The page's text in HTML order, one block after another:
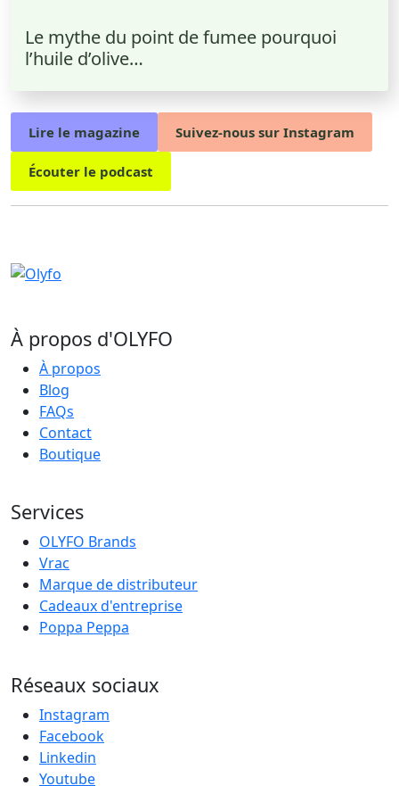
Le mythe du point de fumee pourquoi
l’huile d’olive…
Lire le magazine Suivez-nous sur Instagram
Écouter le podcast
À propos d'OLYFO
À propos
Blog
FAQs
Contact
Boutique
Services
OLYFO Brands
Vrac
Marque de distributeur
Cadeaux d'entreprise
Poppa Peppa
Réseaux sociaux
Instagram
Facebook
Linkedin
Youtube